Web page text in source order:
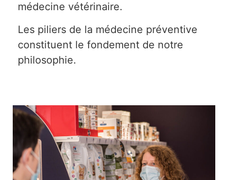
médecine vétérinaire.
Les piliers de la médecine préventive
constituent le fondement de notre
philosophie.